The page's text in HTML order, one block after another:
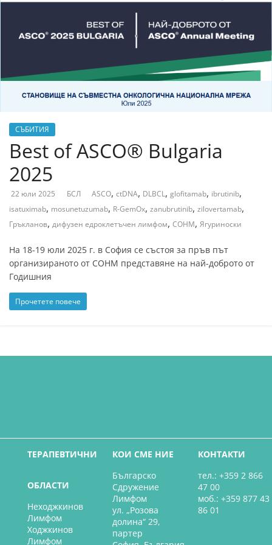
СЪБИТИЯ
Best of ASCO® Bulgaria
2025
22 юли 2025 БСЛ ASCO, ctDNA, DLBCL, glofitamab, ibrutinib,
isatuximab, mosunetuzumab, R-GemOx, zanubrutinib, zilovertamab,
Гръкланов, дифузен едроклетъчен лимфом, СОНМ, Ягуриноски
На 18-19 юли 2025 г. в София се състоя за пръв път
организираното от СОНМ представяне на най-доброто от
Годишния
Прочетете повече
ТЕРАПЕВТИЧНИ
ОБЛАСТИ
Неходжкинов
Лимфом
Ходжкинов
Лимфом
КОИ СМЕ НИЕ
Българско
Сдружение
Лимфом
ул. „Розова
долина“ 29,
партер
КОНТАКТИ
тел.: +359 2 866
47 00
моб.: +359 877 43
86 01